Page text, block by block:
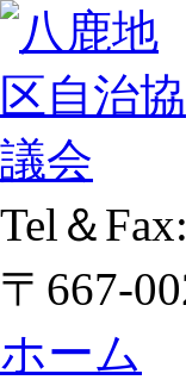
Tel＆
〒667-
ホーム